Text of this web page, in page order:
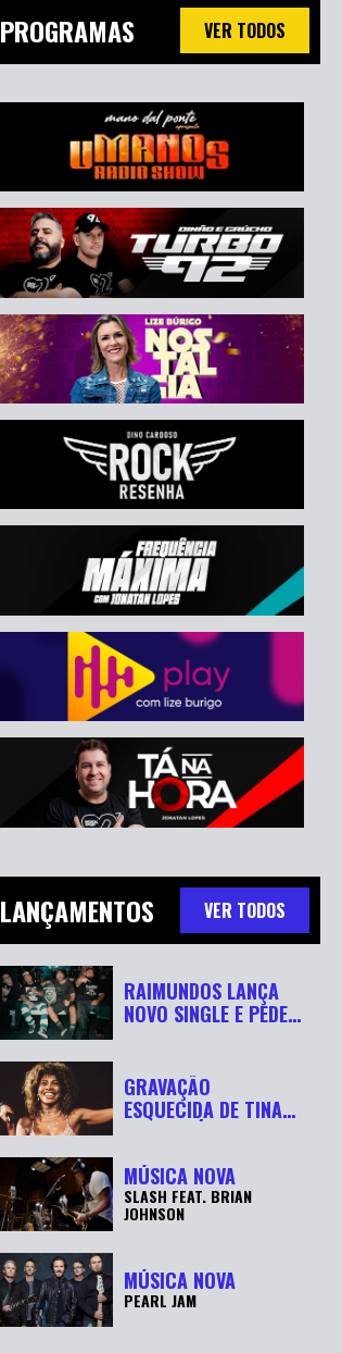
PROGRAMAS VER TODOS
LANÇAMENTOS VER TODOS
RAIMUNDOS LANÇA
NOVO SINGLE E PEDE
GRAVAÇÃO
ESQUECIDA DE TINA
MÚSICA NOVA
SLASH FEAT. BRIAN
JOHNSON
MÚSICA NOVA
PEARL JAM